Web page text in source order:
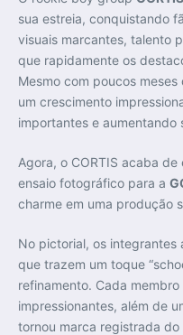
sua estreia, conquistando
visuais marcantes, talento
que rapidamente os
Mesmo com poucos
um crescimento
importantes e aumentando
Agora, o CORTIS acaba
ensaio fotográfico para a
charme em uma produção
No pictorial, os integrantes
que trazem um toque
refinamento. Cada
impressionantes, além de
tornou marca registrada do